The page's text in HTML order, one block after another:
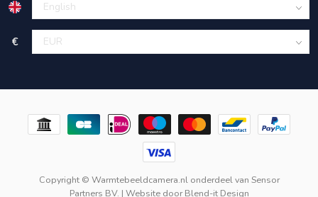
€
Copyright © Warmtebeeldcamera.nl onderdeel van Sensor
Partners BV. | Website doorBlend-it Design